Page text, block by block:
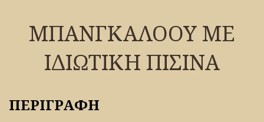
ΜΠΑΝΓΚΑΛΌΟΥ ΜΕ
ΙΔΙΩΤΙΚΗ ΠΙΣΙΝΑ
ΠΕΡΙΓΡΑΦΗ